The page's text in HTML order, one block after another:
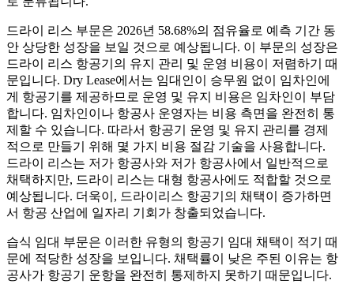
드라이 리스 부문은 2026년 58.68%의 점유율로 예측 기간 동
안 상당한 성장을 보일 것으로 예상됩니다. 이 부문의 성장은
드라이 리스 항공기의 유지 관리 및 운영 비용이 저렴하기 때
문입니다. Dry Lease에서는 임대인이 승무원 없이 임차인에
게 항공기를 제공하므로 운영 및 유지 비용은 임차인이 부담
합니다. 임차인이나 항공사 운영자는 비용 측면을 완전히 통
제할 수 있습니다. 따라서 항공기 운영 및 유지 관리를 경제
적으로 만들기 위해 몇 가지 비용 절감 기술을 사용합니다.
드라이 리스는 저가 항공사와 저가 항공사에서 일반적으로
채택하지만, 드라이 리스는 대형 항공사에도 적합할 것으로
예상됩니다. 더욱이, 드라이리스 항공기의 채택이 증가하면
서 항공 산업에 일자리 기회가 창출되었습니다.
습식 임대 부문은 이러한 유형의 항공기 임대 채택이 적기 때
문에 적당한 성장을 보입니다. 채택률이 낮은 주된 이유는 항
공사가 항공기 운항을 완전히 통제하지 못하기 때문입니다.